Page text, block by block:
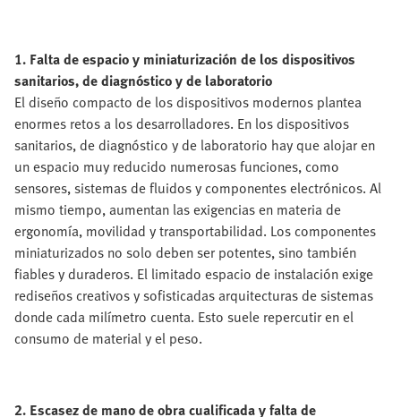
1. Falta de espacio y miniaturización de los dispositivos
sanitarios, de diagnóstico y de laboratorio
El diseño compacto de los dispositivos modernos plantea
enormes retos a los desarrolladores. En los dispositivos
sanitarios, de diagnóstico y de laboratorio hay que alojar en
un espacio muy reducido numerosas funciones, como
sensores, sistemas de fluidos y componentes electrónicos. Al
mismo tiempo, aumentan las exigencias en materia de
ergonomía, movilidad y transportabilidad. Los componentes
miniaturizados no solo deben ser potentes, sino también
fiables y duraderos. El limitado espacio de instalación exige
rediseños creativos y sofisticadas arquitecturas de sistemas
donde cada milímetro cuenta. Esto suele repercutir en el
consumo de material y el peso.
2. Escasez de mano de obra cualificada y falta de